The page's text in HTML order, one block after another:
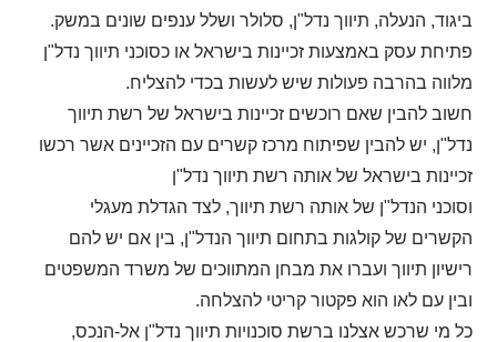
ביגוד, הנעלה, תיווך נדל"ן, סלולר ושלל ענפים שונים במשק.
פתיחת עסק באמצעות זכיינות בישראל או כסוכני תיווך נדל"ן
מלווה בהרבה פעולות שיש לעשות בכדי להצליח.
חשוב להבין שאם רוכשים זכיינות בישראל של רשת תיווך
נדל"ן, יש להבין שפיתוח מרכז קשרים עם הזכיינים אשר רכשו
זכיינות בישראל של אותה רשת תיווך נדל"ן
וסוכני הנדל"ן של אותה רשת תיווך, לצד הגדלת מעגלי
הקשרים של קולגות בתחום תיווך הנדל"ן, בין אם יש להם
רישיון תיווך ועברו את מבחן המתווכים של משרד המשפטים
ובין עם לאו הוא פקטור קריטי להצלחה.
כל מי שרכש אצלנו ברשת סוכנויות תיווך נדל"ן אל-הנכס,